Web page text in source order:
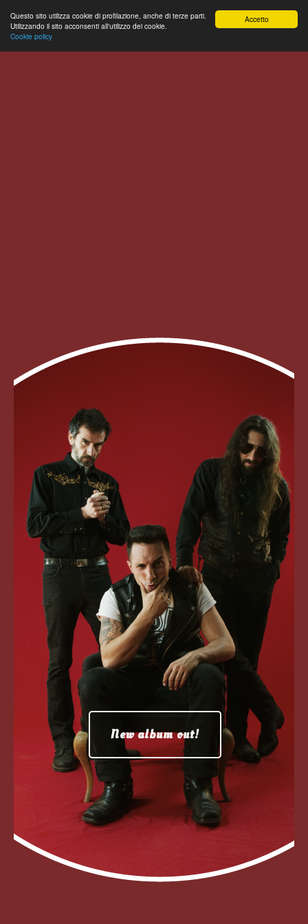
Accetto
Questo sito utilizza cookie di profilazione, anche di terze parti.
Utilizzando il sito acconsenti all'utilizzo dei cookie.
Cookie policy
New album out!